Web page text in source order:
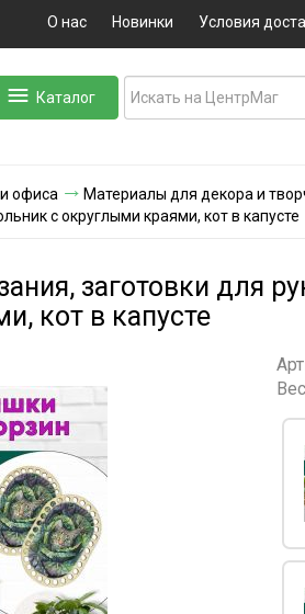
О нас Новинки Условия
Каталог
офиса Материалы для декора и
с округлыми краями, кот в капусте
заготовки для
кот в капусте